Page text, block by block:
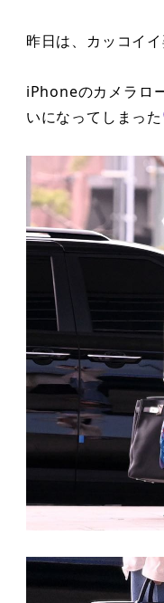
昨日は、カッコイ
iPhoneのカメラロ
いになってしまった